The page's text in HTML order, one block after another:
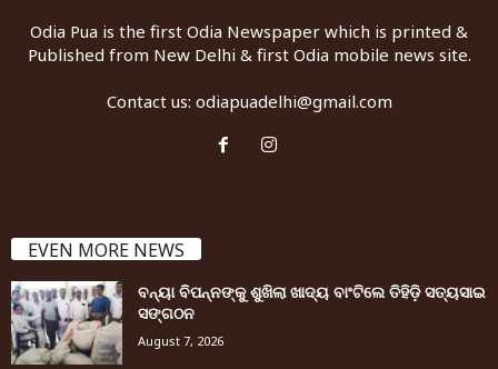
Odia Pua is the first Odia Newspaper which is printed &
Published from New Delhi & first Odia mobile news site.
Contact us: odiapuadelhi@gmail.com
EVEN MORE NEWS
ବନ୍ୟା ବିପନ୍ନଙ୍କୁ ଶୁଖିଲା ଖାଦ୍ୟ ବାଂଟିଲେ ତିହିଡି଼ ସତ୍ୟସାଇ
ସଙ୍ଗଠନ
August 7, 2026